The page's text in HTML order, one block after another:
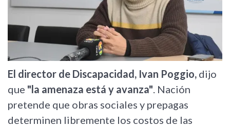
El director de Discapacidad, Ivan Poggio, dijo
que "la amenaza está y avanza". Nación
pretende que obras sociales y prepagas
determinen libremente los costos de las